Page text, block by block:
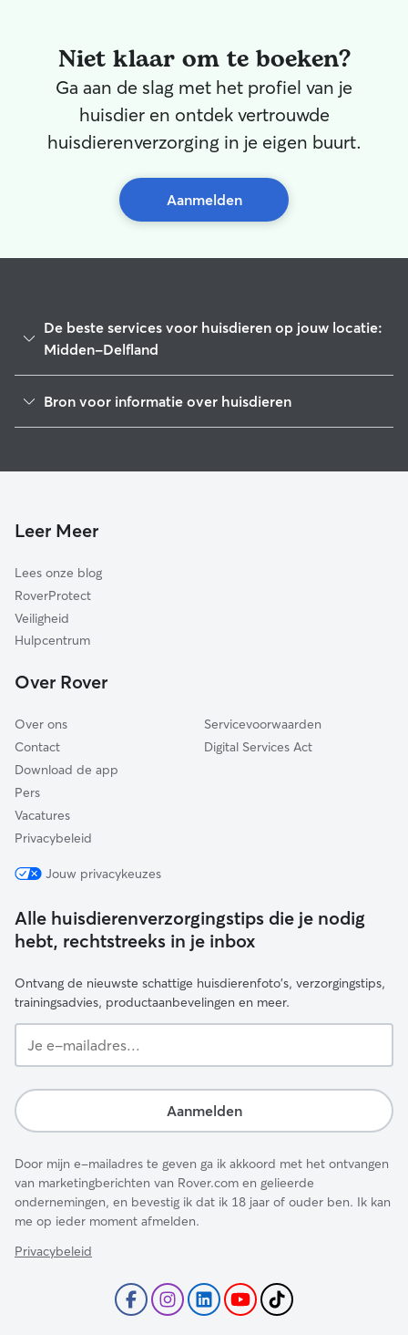
Niet klaar om te boeken?
Ga aan de slag met het profiel van je
huisdier en ontdek vertrouwde
huisdierenverzorging in je eigen buurt.
Aanmelden
De beste services voor huisdieren op jouw locatie:
Midden-Delfland
Kattenoppas in Midden-Delfland
Bron voor informatie over huisdieren
Leer Meer
Lees onze blog
RoverProtect
Veiligheid
Hulpcentrum
Over Rover
Over ons
Contact
Download de app
Pers
Vacatures
Privacybeleid
Servicevoorwaarden
Digital Services Act
Jouw privacykeuzes
Alle huisdierenverzorgingstips die je nodig
hebt, rechtstreeks in je inbox
Ontvang de nieuwste schattige huisdierenfoto's, verzorgingstips,
trainingsadvies, productaanbevelingen en meer.
e-
Aanmelden
Door mijn e-mailadres te geven ga ik akkoord met het ontvangen
van marketingberichten van Rover.com en gelieerde
ondernemingen, en bevestig ik dat ik 18 jaar of ouder ben. Ik kan
me op ieder moment afmelden.
Privacybeleid